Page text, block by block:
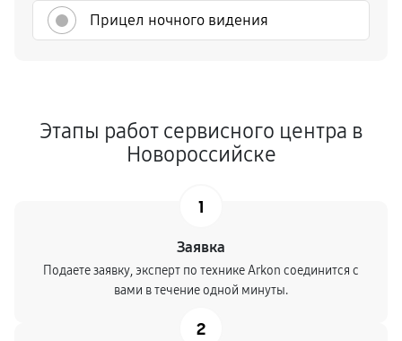
Прицел ночного видения
Этапы работ сервисного центра в
Новороссийске
1
Заявка
Подаете заявку, эксперт по технике Arkon соединится с
вами в течение одной минуты.
2